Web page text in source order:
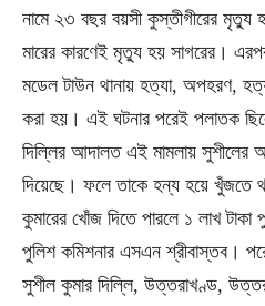
নামে ২৩ বছর বয়সী কুস্তীগীরের
মারের কারণেই মৃত্যু হয় সাগরের।
মডেল টাউন থানায় হত্যা, অপহরণ,
করা হয়। এই ঘটনার পরেই পলাতক
দিল্লির আদালত এই মামলায় সুশীলের
দিয়েছে। ফলে তাকে হন্য হয়ে খুঁজতে
কুমারের খোঁজ দিতে পারলে ১ লাখ টাকা
পুলিশ কমিশনার এসএন শ্রীবাস্তব।
সুশীল কুমার দিল্লি, উত্তরাখণ্ড,